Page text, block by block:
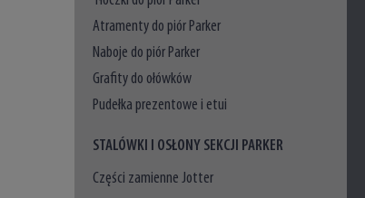
Atramenty do piór Parker
Naboje do piór Parker
Grafity do ołówków
Pudełka prezentowe i etui
STALÓWKI I OSŁONY SEKCJI PARKER
Części zamienne Jotter